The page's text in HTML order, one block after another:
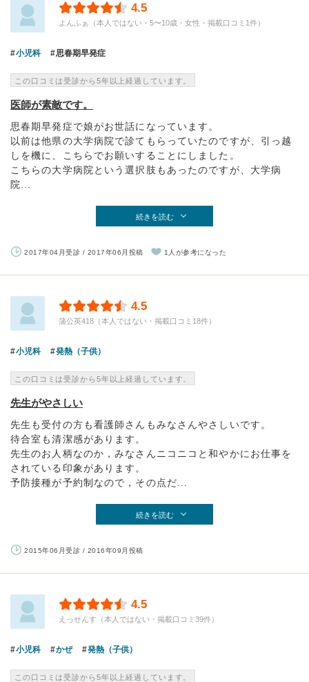
4.5
よんふぁ（本人ではない・5〜10歳・女性・掲載口コミ1件）
小児科 思春期早発症
この口コミは受診から5年以上経過しています。
医師が素敵です。
思春期早発症で娘がお世話になっています。
以前は他県の大学病院で診てもらっていたのですが、引っ越
しを機に、こちらでお願いすることにしました。
こちらの大学病院という選択肢もあったのですが、大学病
院...
続きを読む
2017年04月受診 / 2017年06月投稿 1人が参考になった
4.5
蒲公英418（本人ではない・掲載口コミ18件）
小児科 発熱（子供）
この口コミは受診から5年以上経過しています。
先生がやさしい
先生も受付の方も看護師さんもみなさんやさしいです。
待合室も清潔感があります。
先生のお人柄なのか，みなさんニコニコと和やかにお仕事を
されている印象があります。
予防接種が予約制なので，その点だ...
続きを読む
2015年06月受診 / 2016年09月投稿
4.5
えっせんす（本人ではない・掲載口コミ39件）
小児科 かぜ 発熱（子供）
この口コミは受診から5年以上経過しています。